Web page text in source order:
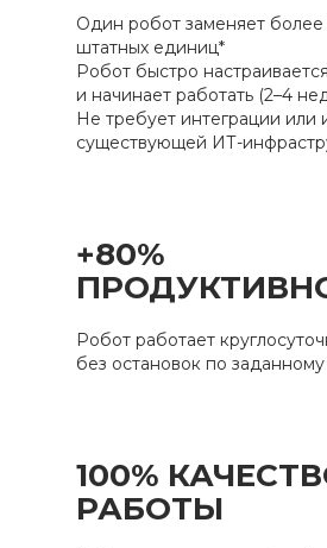
Один робот заменяет
штатных единиц*
Робот быстро настраивается
и начинает работать (2–4
Не требует интеграции или
существующей ИТ-
+80%
Робот работает
без остановок по
100%
РАБОТЫ